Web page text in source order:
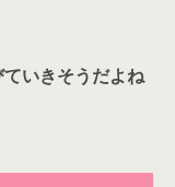
いきそうだよね